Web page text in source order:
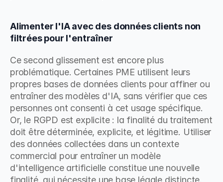
Alimenter l'IA avec des données clients non
filtrées pour l'entraîner
Ce second glissement est encore plus
problématique. Certaines PME utilisent leurs
propres bases de données clients pour affiner ou
entraîner des modèles d'IA, sans vérifier que ces
personnes ont consenti à cet usage spécifique.
Or, le RGPD est explicite : la finalité du traitement
doit être déterminée, explicite, et légitime. Utiliser
des données collectées dans un contexte
commercial pour entraîner un modèle
d'intelligence artificielle constitue une nouvelle
finalité, qui nécessite une base légale distincte.